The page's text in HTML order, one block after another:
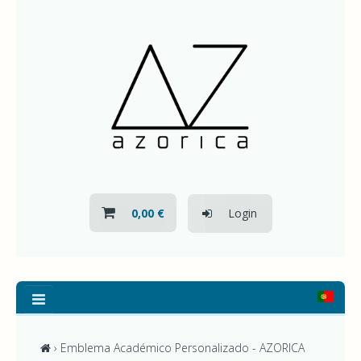
0,00 € Login
OS
PRODUTOS
AZOREAN
› Emblema Académico Personalizado - AZORICA